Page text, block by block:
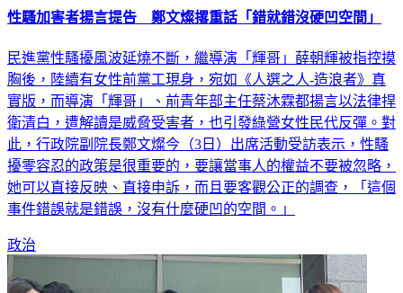
性騷加害者揚言提告 鄭文燦撂重話「錯就錯沒硬凹空間」
民進黨性騷擾風波延燒不斷，繼導演「輝哥」薛朝輝被指控摸
胸後，陸續有女性前黨工現身，宛如《人選之人-造浪者》真
實版，而導演「輝哥」、前青年部主任蔡沐霖都揚言以法律捍
衛清白，遭解讀是威脅受害者，也引發綠營女性民代反彈。對
此，行政院副院長鄭文燦今（3日）出席活動受訪表示，性騷
擾零容忍的政策是很重要的，要讓當事人的權益不要被忽略，
她可以直接反映、直接申訴，而且要客觀公正的調查，「這個
事件錯誤就是錯誤，沒有什麼硬凹的空間。」
政治